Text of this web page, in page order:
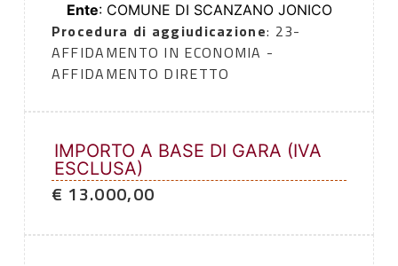
Ente: COMUNE DI SCANZANO JONICO
Procedura di aggiudicazione: 23-
AFFIDAMENTO IN ECONOMIA -
AFFIDAMENTO DIRETTO
IMPORTO A BASE DI GARA (IVA
ESCLUSA)
€ 13.000,00